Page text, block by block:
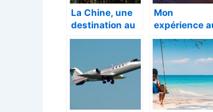
La Chine, une
destination au
multiple
Mon
expérience
désert de
Ne au